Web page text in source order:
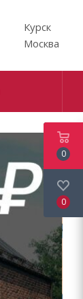
Курск
Москва
0
0